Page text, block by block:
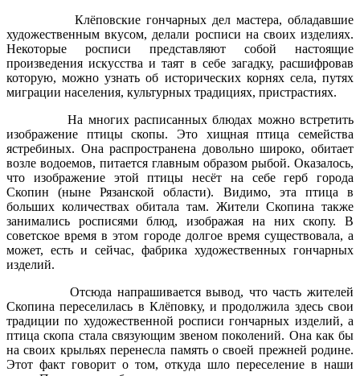
Клёповские гончарных дел мастера, обладавшие
художественным вкусом, делали росписи на своих изделиях.
Некоторые росписи представляют собой настоящие
произведения искусства и таят в себе загадку, расшифровав
которую, можно узнать об исторических корнях села, путях
миграции населения, культурных традициях, пристрастиях.
На многих расписанных блюдах можно встретить
изображение птицы скопы. Это хищная птица семейства
ястребиных. Она распространена довольно широко, обитает
возле водоемов, питается главным образом рыбой. Оказалось,
что изображение этой птицы несёт на себе герб города
Скопин (ныне Рязанской области). Видимо, эта птица в
больших количествах обитала там. Жители Скопина также
занимались росписями блюд, изображая на них скопу. В
советское время в этом городе долгое время существовала, а
может, есть и сейчас, фабрика художественных гончарных
изделий.
Отсюда напрашивается вывод, что часть жителей
Скопина переселилась в Клёповку, и продолжила здесь свои
традиции по художественной росписи гончарных изделий, а
птица скопа стала связующим звеном поколений. Она как бы
на своих крыльях перенесла память о своей прежней родине.
Этот факт говорит о том, откуда шло переселение в наши